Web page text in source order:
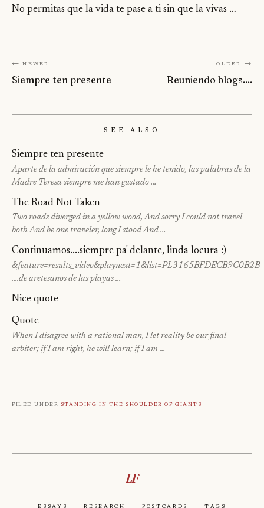
No permitas que la vida te pase a ti sin que la vivas …
← Newer
Siempre ten presente
Older →
Reuniendo blogs....
See Also
Siempre ten presente
Aparte de la admiración que siempre le he tenido, las palabras de la
Madre Teresa siempre me han gustado …
The Road Not Taken
Two roads diverged in a yellow wood, And sorry I could not travel
both And be one traveler, long I stood And …
Continuamos....siempre pa' delante, linda locura :)
&feature=results_video&playnext=1&list=PL3165BFDECB9C0B2B
….de aretesanos de las playas …
Nice quote
Quote
When I disagree with a rational man, I let reality be our final
arbiter; if I am right, he will learn; if I am …
Filed under Standing in the shoulder of giants
LF